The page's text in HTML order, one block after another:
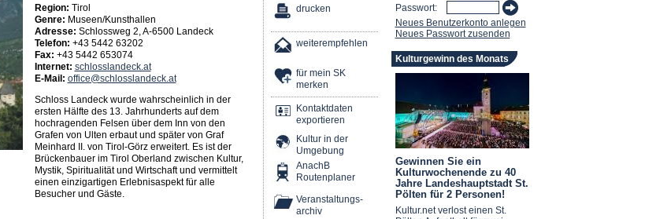
Region: Tirol
Genre: Museen/Kunsthallen
Adresse: Schlossweg 2,A-6500 Landeck
Telefon: +43 5442 63202
Fax: +43 5442 653074
Internet: schlosslandeck.at
E-Mail: office@schlosslandeck.at
Schloss Landeck wurde wahrscheinlich in der
ersten Hälfte des 13. Jahrhunderts auf dem
hochragenden Felsen über dem Inn von den
Grafen von Ulten erbaut und später von Graf
Meinhard II. von Tirol-Görz erweitert. Es ist der
Brückenbauer im Tirol Oberland zwischen Kultur,
Mystik, Spiritualität und Wirtschaft und vermittelt
einen einzigartigen Erlebnisaspekt für alle
Besucher und Gäste.
drucken
weiterempfehlen
für mein SK
merken
Kontaktdaten
exportieren
Kultur in der
Umgebung
AnachB
Routenplaner
Veranstaltungs-
archiv
Passwort:
Neues Benutzerkonto anlegen
Neues Passwort zusenden
Kulturgewinn des Monats
Gewinnen Sie ein
Kulturwochenende zu 40
Jahre Landeshauptstadt St.
Pölten für 2 Personen!
Kultur.net verlost einen St.